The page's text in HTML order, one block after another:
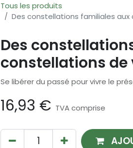
Tous les produits
Des constellations familiales
Des
constellations de
Se libérer du passé pour vivre le
16,93 € TVA comprise